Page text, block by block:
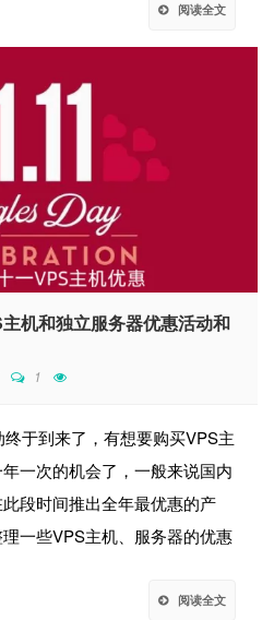
阅读全文
机和独立服务器优惠活动和
1
于到来了，有想要购买VPS主
一次的机会了，一般来说国内
段时间推出全年最优惠的产
一些VPS主机、服务器的优惠
阅读全文